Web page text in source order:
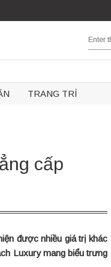
Search
TRANG TRÍ
cấp
được nhiều giá trị khác
Luxury mang biểu trưng